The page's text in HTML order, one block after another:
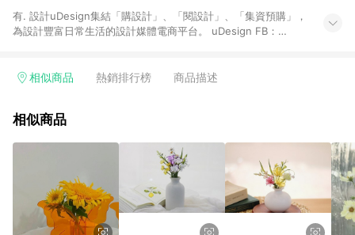
有. 設計uDesign集結「購設計」、「閱設計」、「集資預購」，
為設計豐富日常生活的設計媒體電商平台。 uDesign FB：
並在同一瀏覽器於24小時內結帳，才具點數回饋資格。 2. 使用以
透過 LINE 購物連結到[有. 設計]以外之網站購買之商品不具贈點
規格、顏色、價位、贈品如與 [有. 設計]商品資訊頁及購物車不
符，以 [有. 設計]購物商品資訊頁及購物車標示為準。 7. 點數紅
包使用規則請以點數紅包活動說明為準。
相似商品 熱銷排行榜 商品描述
相似商品